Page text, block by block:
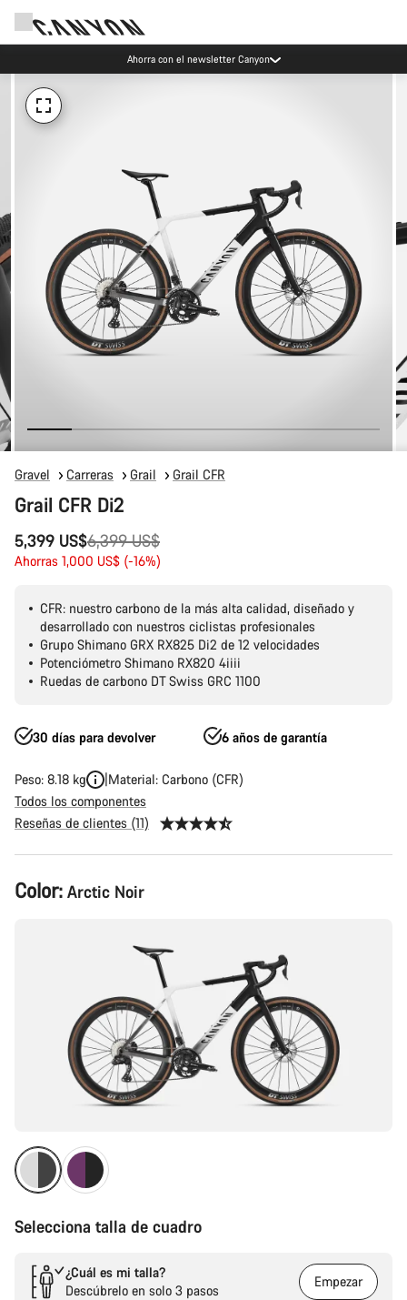
Eventos Canyon
Gravel Carreras Grail Grail CFR
Grail CFR Di2
5,399 US$
Precio
original
6,399 US$
Ahorras 1,000 US$ (-16%)
CFR: nuestro carbono de la más alta calidad, diseñado y
desarrollado con nuestros ciclistas profesionales
Grupo Shimano GRX RX825 Di2 de 12 velocidades
Potenciómetro Shimano RX820 4iiii
Ruedas de carbono DT Swiss GRC 1100
30 días para devolver 6 años de garantía
Peso: 8.18 kg
Material: Carbono (CFR)
Todos los componentes
Reseñas de clientes (11)
Configuración
del
Color: Arctic Noir
Selecciona talla de cuadro
¿Cuál es mi talla?
Descúbrelo en solo 3 pasos
Empezar